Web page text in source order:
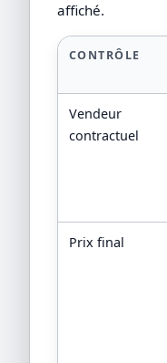
affiché.
CONTRÔLE
Vendeur
contractuel
Prix final